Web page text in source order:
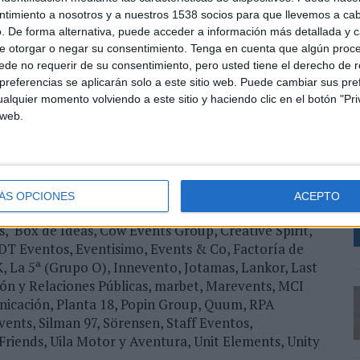
a nosotros y a nuestros 1538 socios para que llevemos a
De forma alternativa, puede acceder a información más detallada y
otorgar o negar su consentimiento. Tenga en cuenta que algún
no requerir de su consentimiento, pero usted tiene el derecho de
se aplicarán solo a este sitio web. Puede cambiar sus
momento volviendo a este sitio y haciendo clic en el botón
OPCIONES ACEPTO
y el Presidente supervisarán las distintas
y descentralizar la asociación se han nombrado
desempeñadas por Celia Martínez Pujol
Cantero (Madrid).
y crecimiento (actualmente integra a 48
en España) y se siente satisfecha "con los objetivos
inmersa y los nuevos proyectos de consenso a
en número de socios desde su nacimiento,
Abile Corporate Events, Acciona Producciones y
Box de Ideas, Cow Events Group, Creative Spirit,
Eventos, Eventisimo, Events & Co, Factoría de
La 5ª (Grupo O), Innevento, Jotamas, Lankor, Last
y Relaciones Públicas, marbet, Marevents, MCI
Planta 18, Popin Group, Quum, RPA
Silman 97, Sörensen, Staff Eventos,
Uila Motor y Aventura, Unit Elements, Unity